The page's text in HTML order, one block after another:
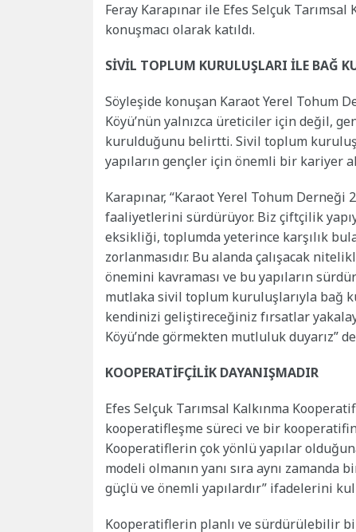
Feray Karapınar ile Efes Selçuk Tarımsal
konuşmacı olarak katıldı.
SİVİL TOPLUM KURULUŞLARI İLE BAĞ
Söyleşide konuşan Karaot Yerel Tohum
Köyü’nün yalnızca üreticiler için değil,
kurulduğunu belirtti. Sivil toplum
yapıların gençler için önemli bir kariyer
Karapınar, “Karaot Yerel Tohum
faaliyetlerini sürdürüyor. Biz çiftçilik
eksikliği, toplumda yeterince karşılık
zorlanmasıdır. Bu alanda çalışacak
önemini kavraması ve bu yapıların
mutlaka sivil toplum kuruluşlarıyla bağ
kendinizi geliştireceğiniz fırsatlar
Köyü’nde görmekten mutluluk duyarız”
KOOPERATİFÇİLİK DAYANIŞMADIR
Efes Selçuk Tarımsal Kalkınma
kooperatifleşme süreci ve bir
Kooperatiflerin çok yönlü yapılar
modeli olmanın yanı sıra aynı zamanda
güçlü ve önemli yapılardır” ifadelerini
Kooperatiflerin planlı ve sürdürülebilir